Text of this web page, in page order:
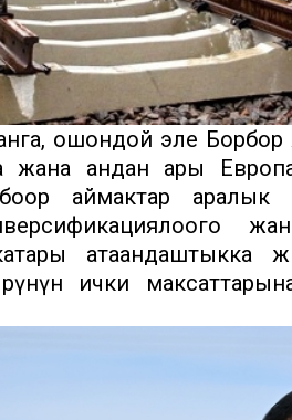
ошондой эле
жана андан ары
аймактар ​​аралык
атаандаштыкка
ички